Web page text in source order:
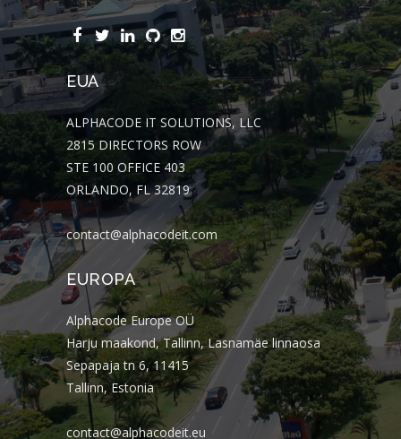
EUA
ALPHACODE IT SOLUTIONS, LLC
2815 DIRECTORS ROW
STE 100 OFFICE 403
ORLANDO, FL 32819
contact@alphacodeit.com
EUROPA
Alphacode Europe OÜ
Harju maakond, Tallinn, Lasnamäe linnaosa
Sepapaja tn 6, 11415
Tallinn, Estonia
contact@alphacodeit.eu